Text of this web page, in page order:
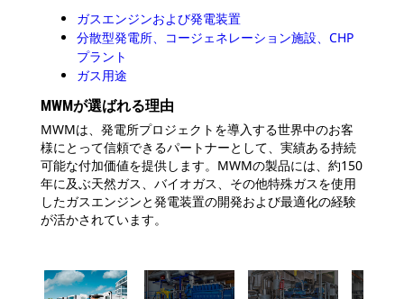
ガスエンジンおよび発電装置
分散型発電所、コージェネレーション施設、CHP
プラント
ガス用途
MWMが選ばれる理由
MWMは、発電所プロジェクトを導入する世界中のお客
様にとって信頼できるパートナーとして、実績ある持続
可能な付加価値を提供します。MWMの製品には、約150
年に及ぶ天然ガス、バイオガス、その他特殊ガスを使用
したガスエンジンと発電装置の開発および最適化の経験
が活かされています。